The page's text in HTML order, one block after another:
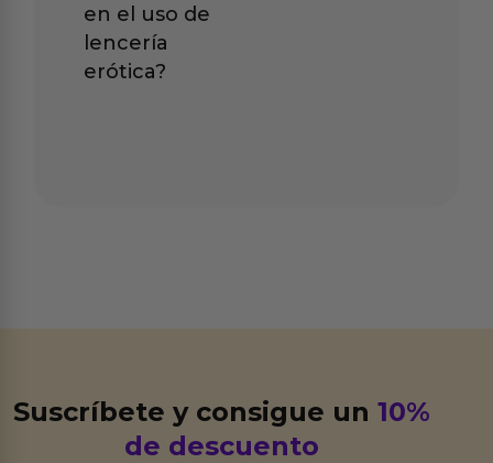
en el uso de
lencería
erótica?
Suscríbete y consigue un10%
de descuento